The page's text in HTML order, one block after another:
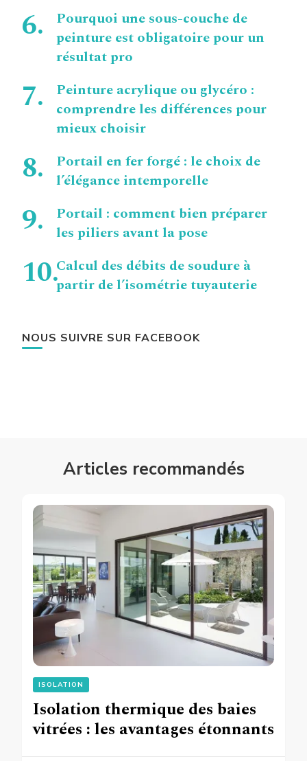
Pourquoi une sous-couche de
peinture est obligatoire pour un
résultat pro
Peinture acrylique ou glycéro :
comprendre les différences pour
mieux choisir
Portail en fer forgé : le choix de
l’élégance intemporelle
Portail : comment bien préparer
les piliers avant la pose
Calcul des débits de soudure à
partir de l’isométrie tuyauterie
NOUS SUIVRE SUR FACEBOOK
Articles recommandés
ISOLATION
Isolation thermique des baies
vitrées : les avantages étonnants